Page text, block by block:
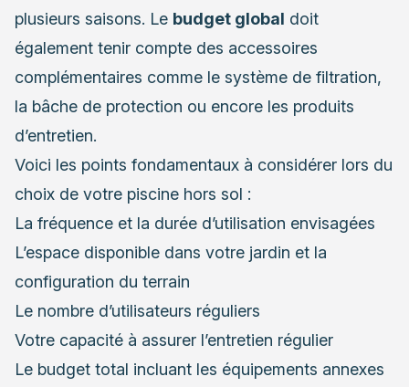
plusieurs saisons. Le budget global doit
également tenir compte des accessoires
complémentaires comme le système de filtration,
la bâche de protection ou encore les produits
d’entretien.
Voici les points fondamentaux à considérer lors du
choix de votre piscine hors sol :
La fréquence et la durée d’utilisation envisagées
L’espace disponible dans votre jardin et la
configuration du terrain
Le nombre d’utilisateurs réguliers
Votre capacité à assurer l’entretien régulier
Le budget total incluant les équipements annexes